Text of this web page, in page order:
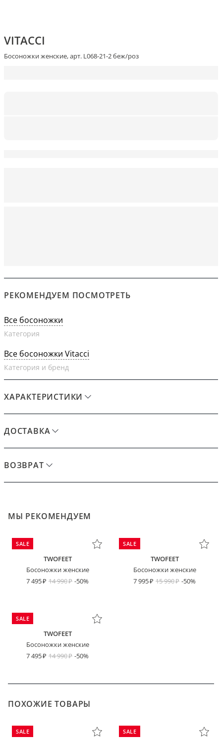
VITACCI
Босоножки женские, арт. L068-21-2 беж/роз
РЕКОМЕНДУЕМ ПОСМОТРЕТЬ
Все босоножки
Категория
Все босоножки Vitacci
Категория и бренд
ХАРАКТЕРИСТИКИ
ДОСТАВКА
ВОЗВРАТ
МЫ РЕКОМЕНДУЕМ
SALE
TWOFEET
Босоножки женские
7 495
14 990 -50%
SALE
TWOFEET
Босоножки женские
7 995
15 990 -50%
SALE
TWOFEET
Босоножки женские
7 495
14 990 -50%
ПОХОЖИЕ ТОВАРЫ
SALE SALE